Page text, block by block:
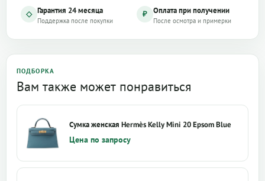
◇ Гарантия 24 месяца
Поддержка после покупки
₽ Оплата при получении
После осмотра и примерки
ПОДБОРКА
Вам также может понравиться
Сумка женская Hermès Kelly Mini 20 Epsom Blue
Цена по запросу